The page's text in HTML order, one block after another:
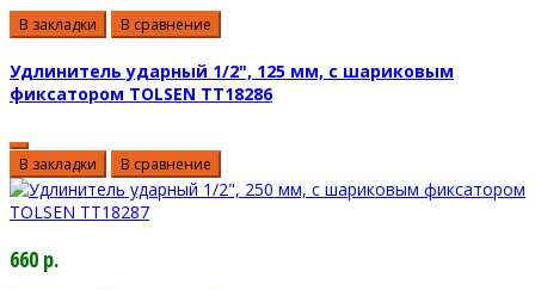
В закладки В сравнение
Удлинитель ударный 1/2", 125 мм, с шариковым
фиксатором TOLSEN TT18286
В закладки В сравнение
660 р.